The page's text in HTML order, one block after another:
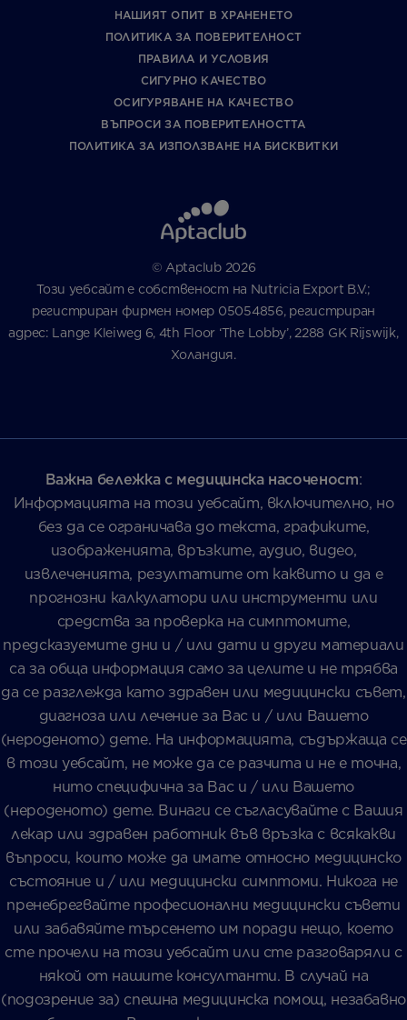
НАШИЯТ ОПИТ В ХРАНЕНЕТО
ПОЛИТИКА ЗА ПОВЕРИТЕЛНОСТ
ПРАВИЛА И УСЛОВИЯ
СИГУРНО КАЧЕСТВО
ОСИГУРЯВАНЕ НА КАЧЕСТВО
ВЪПРОСИ ЗА ПОВЕРИТЕЛНОСТТА
ПОЛИТИКА ЗА ИЗПОЛЗВАНЕ НА БИСКВИТКИ
© Aptaclub 2026
Този уебсайт е собственост на Nutricia Export B.V.;
регистриран фирмен номер 05054856, регистриран
адрес: Lange Kleiweg 6, 4th Floor ‘The Lobby’, 2288 GK Rijswijk,
Холандия.
Важна бележка с медицинска насоченост:
Информацията на този уебсайт, включително, но
без да се ограничава до текста, графиките,
изображенията, връзките, аудио, видео,
извлеченията, резултатите от каквито и да е
прогнозни калкулатори или инструменти или
средства за проверка на симптомите,
предсказуемите дни и / или дати и други материали
са за обща информация само за целите и не трябва
да се разглежда като здравен или медицински съвет,
диагноза или лечение за Вас и / или Вашето
(нероденото) дете. На информацията, съдържаща се
в този уебсайт, не може да се разчита и не е точна,
нито специфична за Вас и / или Вашето
(нероденото) дете. Винаги се съгласувайте с Вашия
лекар или здравен работник във връзка с всякакви
въпроси, които може да имате относно медицинско
състояние и / или медицински симптоми. Никога не
пренебрегвайте професионални медицински съвети
или забавяйте търсенето им поради нещо, което
сте прочели на този уебсайт или сте разговаряли с
някой от нашите консултанти. В случай на
(подозрение за) спешна медицинска помощ, незабавно